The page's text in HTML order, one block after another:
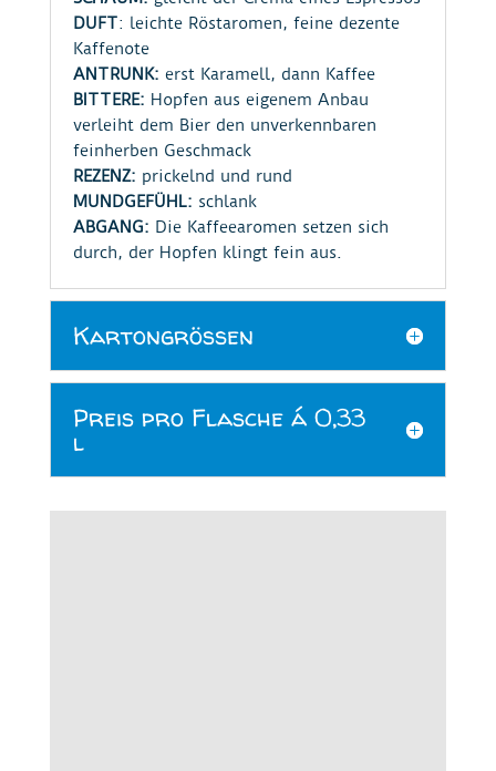
DUFT: leichte Röstaromen, feine dezente
Kaffenote
ANTRUNK: erst Karamell, dann Kaffee
BITTERE: Hopfen aus eigenem Anbau
verleiht dem Bier den unverkennbaren
feinherben Geschmack
REZENZ: prickelnd und rund
MUNDGEFÜHL: schlank
ABGANG: Die Kaffeearomen setzen sich
durch, der Hopfen klingt fein aus.
Kartongrößen
Preis pro Flasche á 0,33
l